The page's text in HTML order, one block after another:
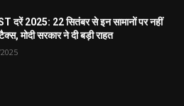
दरें 2025: 22 सितंबर से इन सामानों पर नहीं
मोदी सरकार ने दी बड़ी राहत